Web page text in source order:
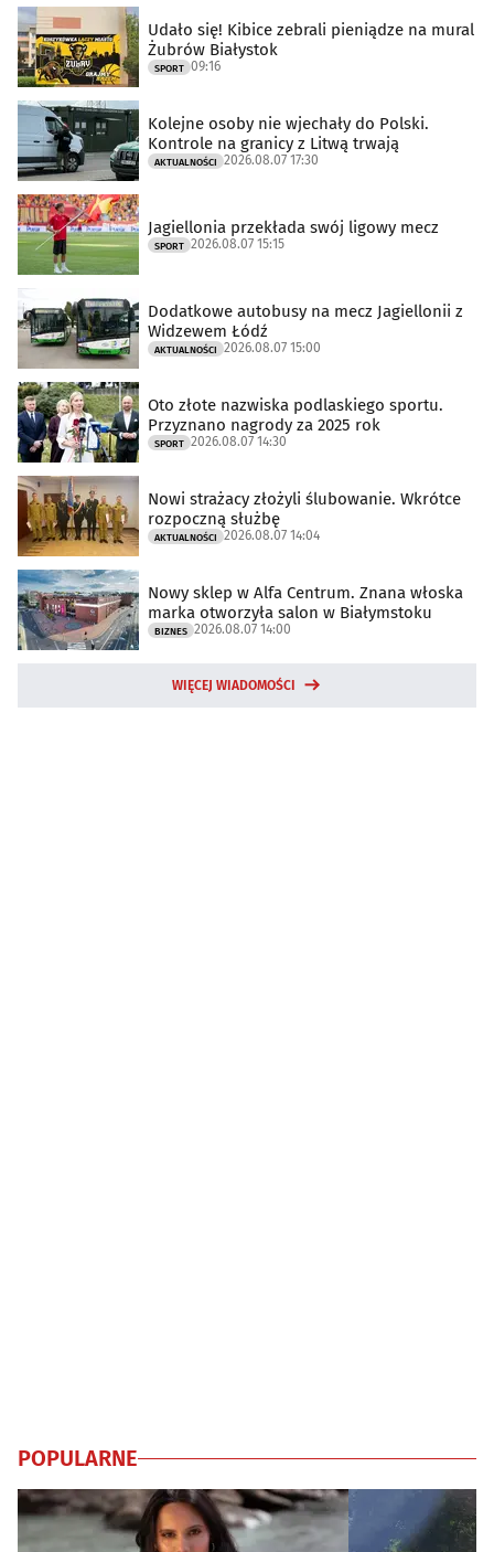
Udało się! Kibice zebrali pieniądze na mural
Żubrów Białystok
SPORT 09:16
Kolejne osoby nie wjechały do Polski.
Kontrole na granicy z Litwą trwają
AKTUALNOŚCI 2026.08.07 17:30
Jagiellonia przekłada swój ligowy mecz
SPORT 2026.08.07 15:15
Dodatkowe autobusy na mecz Jagiellonii z
Widzewem Łódź
AKTUALNOŚCI 2026.08.07 15:00
Oto złote nazwiska podlaskiego sportu.
Przyznano nagrody za 2025 rok
SPORT 2026.08.07 14:30
Nowi strażacy złożyli ślubowanie. Wkrótce
rozpoczną służbę
AKTUALNOŚCI 2026.08.07 14:04
Nowy sklep w Alfa Centrum. Znana włoska
marka otworzyła salon w Białymstoku
BIZNES 2026.08.07 14:00
WIĘCEJ WIADOMOŚCI
POPULARNE